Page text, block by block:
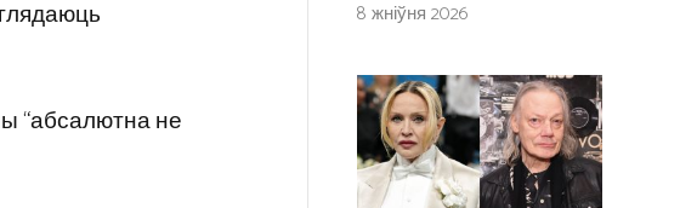
“абсалютна не
8 жніўня 2026